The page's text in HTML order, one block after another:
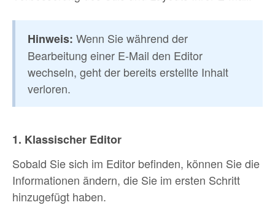
Hinweis: Wenn Sie während der
Bearbeitung einer E-Mail den Editor
wechseln, geht der bereits erstellte Inhalt
verloren.
1. Klassischer Editor
Sobald Sie sich im Editor befinden, können Sie die
Informationen ändern, die Sie im ersten Schritt
hinzugefügt haben.